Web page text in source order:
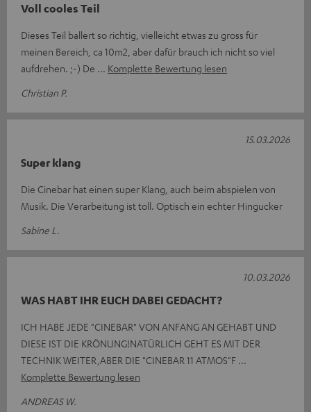
Voll cooles Teil
Dieses Teil ballert so richtig, vielleicht etwas zu gross für
meinen Bereich, ca 10m2, aber dafür brauch ich nicht so viel
aufdrehen. ;-) De
Komplette Bewertung lesen
Christian P.
Super klang
Die Cinebar hat einen super Klang, auch beim abspielen von
Musik. Die Verarbeitung ist toll. Optisch ein echter Hingucker
Sabine L.
15.03.2026
WAS HABT IHR EUCH DABEI GEDACHT?
ICH HABE JEDE "CINEBAR" VON ANFANG AN GEHABT UND
DIESE IST DIE KRÖNUNG!NATÜRLICH GEHT ES MIT DER
TECHNIK WEITER,ABER DIE "CINEBAR 11 ATMOS"F
Komplette Bewertung lesen
ANDREAS W.
10.03.2026